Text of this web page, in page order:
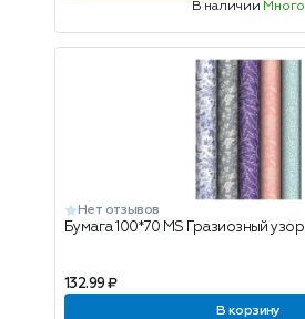
В наличии Много
Нет отзывов
Бумага 100*70 MS Гразиозный узор
132.99 ₽
В корзину